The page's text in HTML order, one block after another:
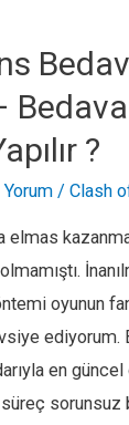
?
Yorum / Clash
elmas
oyunun
ediyorum.
en
süreç